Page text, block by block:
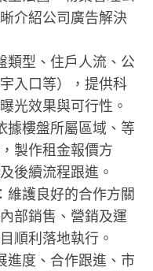
介紹公司廣告解決
類型、住戶人流、公
入口等），提供科
光效果與可行性。
據樓盤所屬區域、等
製作租金報價方
後續流程跟進。
維護良好的合作方關
部銷售、營銷及運
順利落地執行。
進度、合作跟進、市